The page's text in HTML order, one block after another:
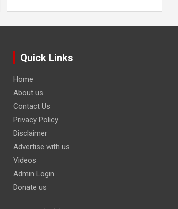
Quick Links
Home
About us
Contact Us
Privacy Policy
Disclaimer
Advertise with us
Videos
Admin Login
Donate us